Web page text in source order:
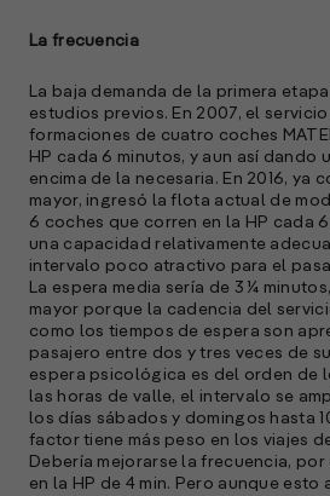
La frecuencia
La baja demanda de la primera
estudios previos. En 2007, el
formaciones de cuatro coches
HP cada 6 minutos, y aun así dando
encima de la necesaria. En 2016, ya
mayor, ingresó la flota actual de
6 coches que corren en la HP cada
una capacidad relativamente
intervalo poco atractivo para el
La espera media sería de 3 ¼
mayor porque la cadencia del
como los tiempos de espera son
pasajero entre dos y tres veces de
espera psicológica es del orden de
las horas de valle, el intervalo se
los días sábados y domingos hasta
factor tiene más peso en los viajes
Debería mejorarse la frecuencia,
en la HP de 4 min. Pero aunque esto